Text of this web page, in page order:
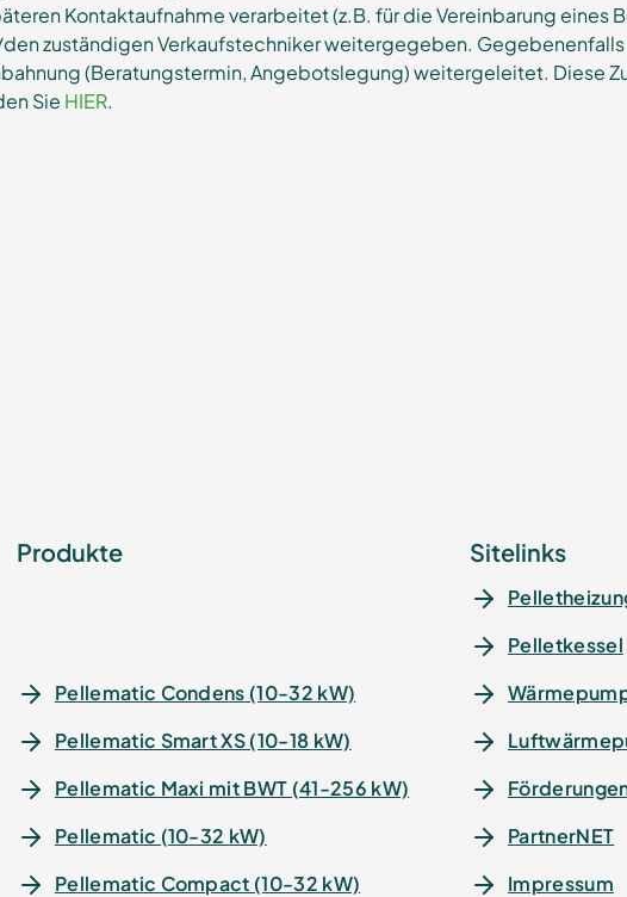
Kontaktaufnahme verarbeitet (z.B. für die Vereinbarung eines
zuständigen Verkaufstechniker weitergegeben. Gegebenenfalls
(Beratungstermin, Angebotslegung) weitergeleitet. Diese
Sie HIER.
Produkte
Pellematic Condens (10-32 kW)
Pellematic Smart XS (10-18 kW)
Pellematic Maxi mit BWT (41-256 kW)
Pellematic (10-32 kW)
Pellematic Compact (10-32 kW)
Sitelinks
Pelletkessel
PartnerNET
Impressum